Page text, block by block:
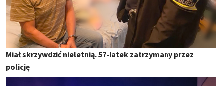
Miał skrzywdzić nieletnią. 57-latek zatrzymany przez
policję